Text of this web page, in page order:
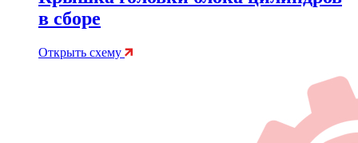
в сборе
Открыть схему